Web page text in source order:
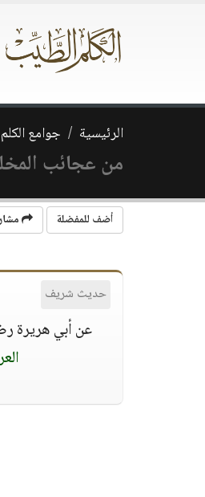
الرئيسية جوامع
من عجائب
أضف للمفضلة
حديث شريف
عن أبي هريرة